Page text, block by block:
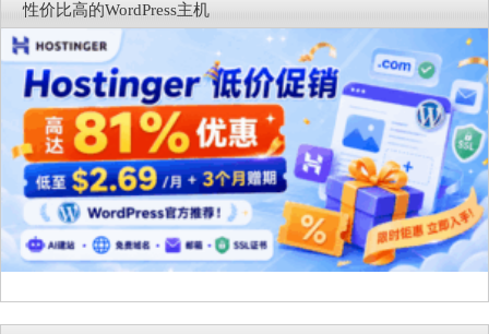
性价比高的WordPress主机